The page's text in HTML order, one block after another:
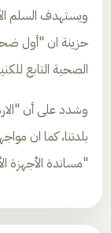
ويستهدف السلم
حزينة ان "أول
الصحية التابع
وشدد على أن
بلدتنا، كما ان
"مساندة الأجهزة